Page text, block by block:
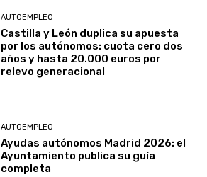
AUTOEMPLEO
Castilla y León duplica su apuesta
por los autónomos: cuota cero dos
años y hasta 20.000 euros por
relevo generacional
AUTOEMPLEO
Ayudas autónomos Madrid 2026: el
Ayuntamiento publica su guía
completa